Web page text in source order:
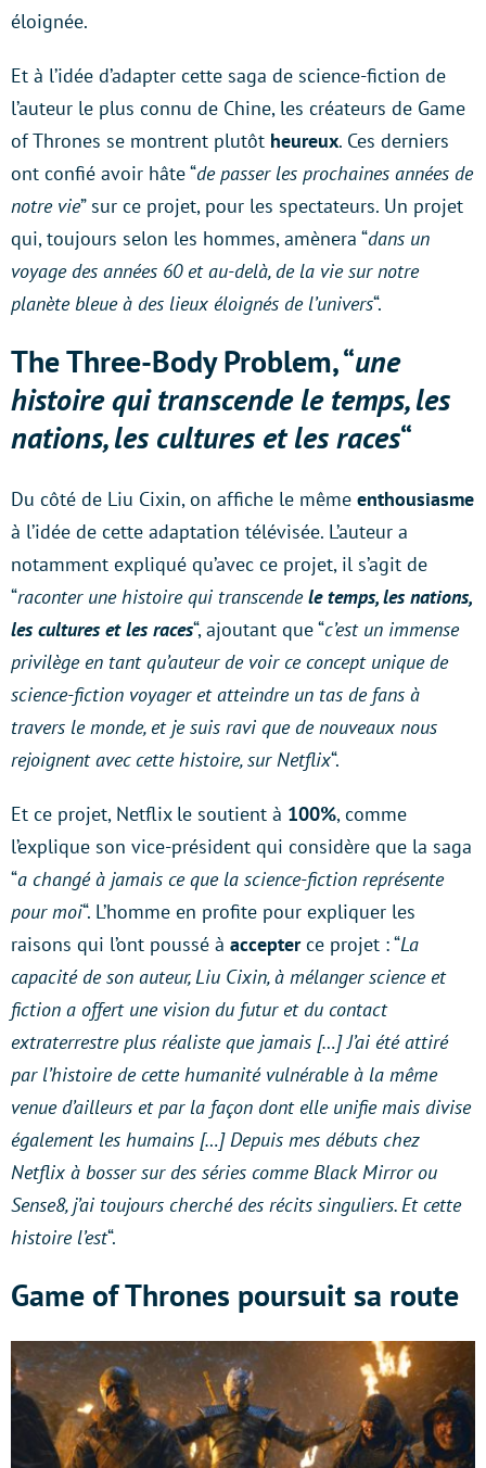
éloignée.
Et à l’idée d’adapter cette saga de science-fiction de
l’auteur le plus connu de Chine, les créateurs de Game
of Thrones se montrent plutôt heureux. Ces derniers
ont confié avoir hâte “de passer les prochaines années de
notre vie” sur ce projet, pour les spectateurs. Un projet
qui, toujours selon les hommes, amènera “dans un
voyage des années 60 et au-delà, de la vie sur notre
planète bleue à des lieux éloignés de l’univers“.
The Three-Body Problem, “une
histoire qui transcendele temps, les
nations, les cultures et les races“
Du côté de Liu Cixin, on affiche le même enthousiasme
à l’idée de cette adaptation télévisée. L’auteur a
notamment expliqué qu’avec ce projet, il s’agit de
“raconter une histoire qui transcendele temps, les nations,
les cultures et les races“, ajoutant que “c’est un immense
privilège en tant qu’auteur de voir ce concept unique de
science-fiction voyager et atteindre un tas de fans à
travers le monde, et je suis ravi que de nouveaux nous
rejoignent avec cette histoire, sur Netflix“.
Et ce projet, Netflix le soutient à 100%, comme
l’explique son vice-président qui considère que la saga
“a changé à jamais ce que la science-fiction représente
pour moi“. L’homme en profite pour expliquer les
raisons qui l’ont poussé à accepterce projet : “La
capacité de son auteur, Liu Cixin, à mélanger science et
fiction a offert une vision du futur et du contact
extraterrestre plus réaliste que jamais […] J’ai été attiré
par l’histoire de cette humanité vulnérable à la même
venue d’ailleurs et par la façon dont elle unifie mais divise
également les humains […] Depuis mes débuts chez
Netflix à bosser sur des séries comme Black Mirror ou
Sense8, j’ai toujours cherché des récits singuliers. Et cette
histoire l’est“.
Game of Thrones poursuit sa route